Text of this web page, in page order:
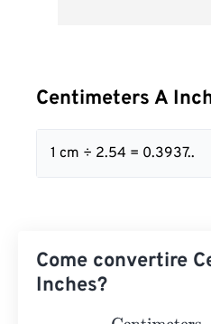
Centimeters A
1 cm ÷ 2.54 = 0.3937..
Come convertire
Inches?